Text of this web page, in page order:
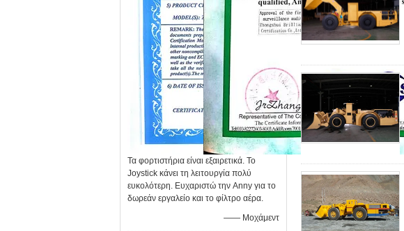
Τα φορτιστήρια είναι εξαιρετικά. Το
Joystick κάνει τη λειτουργία πολύ
ευκολότερη. Ευχαριστώ την Anny για το
δωρεάν εργαλείο και το φίλτρο αέρα.
—— Μοχάμεντ